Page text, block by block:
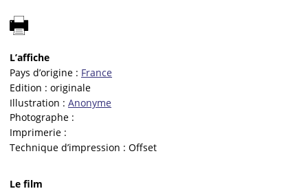
L’affiche
Pays d’origine : France
Edition : originale
Illustration : Anonyme
Photographe :
Imprimerie :
Technique d’impression : Offset
Le film